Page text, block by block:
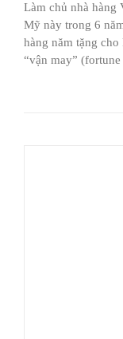
Làm chủ nhà hàng
Mỹ này trong 6
hàng năm tặng
“vận may”